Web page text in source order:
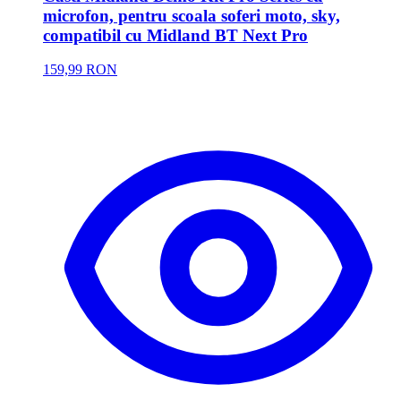
microfon, pentru scoala soferi moto, sky,
compatibil cu Midland BT Next Pro
159,99 RON